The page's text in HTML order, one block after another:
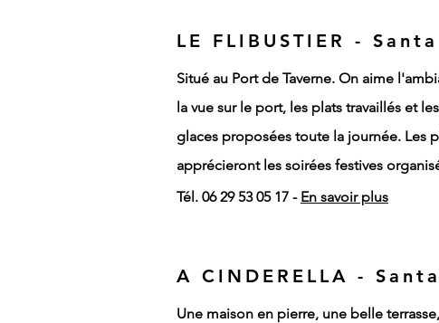
LE FLIBUSTIER -
Situé au Port de Taverne. On aime
la vue sur le port, les plats travaillés et
glaces proposées toute la journée. Les
apprécieront les soirées festives
Tél. 06 29 53 05 17 - En savoir plus
A CINDERELLA -
Une maison en pierre, une belle